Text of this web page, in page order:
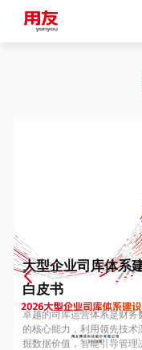
Europe
Hungary
大型企业司库体系
白皮书
卓越的司库运营体系是财务
的核心能力，利用领先技术
掘数据价值，智能引导管理